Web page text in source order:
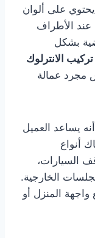
يحتوي على ألوان
عند الأطراف
بشكل
الانترلوك
مجرد عمالة
يساعد العميل
أنواع
السيارات،
الخارجية.
واجهة المنزل أو